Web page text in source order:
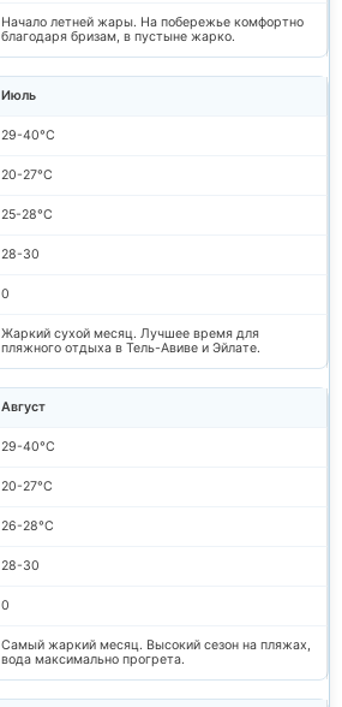
Начало летней жары. На побережье комфортно
благодаря бризам, в пустыне жарко.
Июль
29-40°C
20-27°C
25-28°C
28-30
0
Жаркий сухой месяц. Лучшее время для
пляжного отдыха в Тель-Авиве и Эйлате.
Август
29-40°C
20-27°C
26-28°C
28-30
0
Самый жаркий месяц. Высокий сезон на пляжах,
вода максимально прогрета.